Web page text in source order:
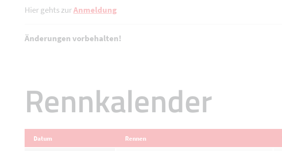
Hier gehts zurAnmeldung
Änderungen vorbehalten!
Rennkalender
Datum Rennen